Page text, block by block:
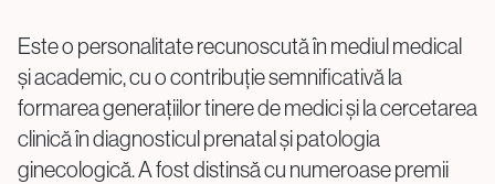
Politica de confidențialitate Politica cookie
Este o personalitate recunoscută în mediul medical
și academic, cu o contribuție semnificativă la
formarea generațiilor tinere de medici și la cercetarea
clinică în diagnosticul prenatal și patologia
ginecologică. A fost distinsă cu numeroase premii